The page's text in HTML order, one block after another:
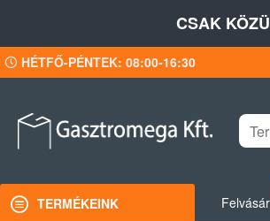
CSAK
HÉTFŐ-PÉNTEK: 08:00-16:30
TERMÉKEINK